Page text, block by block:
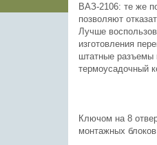
ВАЗ-2106: те же
позволяют
Лучше
изготовления
штатные разъемы
термоусадочный
Ключом на 8
монтажных